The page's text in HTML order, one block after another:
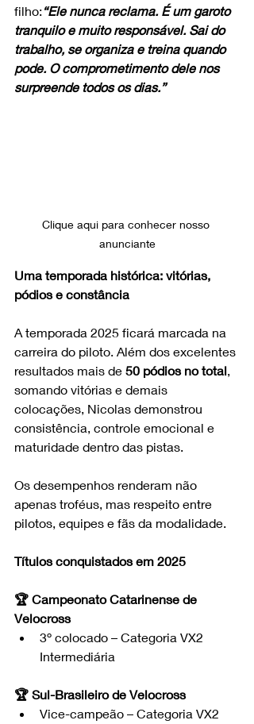
filho:“Ele nunca reclama. É um garoto
tranquilo e muito responsável. Sai do
trabalho, se organiza e treina quando
pode. O comprometimento dele nos
surpreende todos os dias.”
Clique aqui para conhecer nosso
anunciante
Uma temporada histórica: vitórias,
pódios e constância
A temporada 2025 ficará marcada na
carreira do piloto. Além dos excelentes
resultados mais de 50 pódios no total,
somando vitórias e demais
colocações, Nicolas demonstrou
consistência, controle emocional e
maturidade dentro das pistas.
Os desempenhos renderam não
apenas troféus, mas respeito entre
pilotos, equipes e fãs da modalidade.
Títulos conquistados em 2025
🏆 Campeonato Catarinense de
Velocross
3º colocado – Categoria VX2
Intermediária
🏆 Sul-Brasileiro de Velocross
Vice-campeão – Categoria VX2